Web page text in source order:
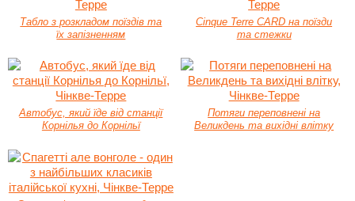
Табло з розкладом поїздів та
їх запізненням
Cinque Terre CARD на поїзди
та стежки
Автобус, який їде від станції
Корнілья до Корнільї
Потяги переповнені на
Великдень та вихідні влітку